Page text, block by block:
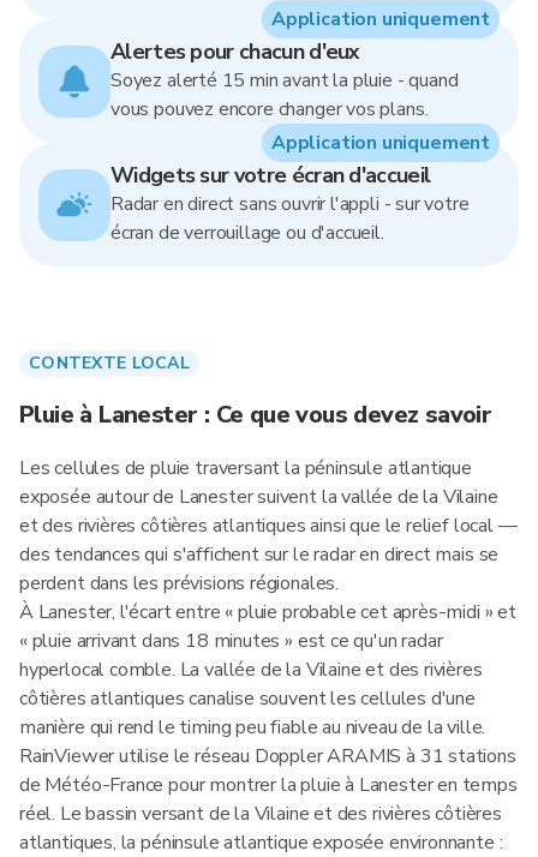
Alertes pour chacun d'eux
Soyez alerté 15 min avant la pluie - quand
vous pouvez encore changer vos plans.
Application uniquement
Widgets sur votre écran d'accueil
Radar en direct sans ouvrir l'appli - sur votre
écran de verrouillage ou d'accueil.
Application uniquement
CONTEXTE LOCAL
Pluie à Lanester : Ce que vous devez savoir
Les cellules de pluie traversant la péninsule atlantique
exposée autour de Lanester suivent la vallée de la Vilaine
et des rivières côtières atlantiques ainsi que le relief local —
des tendances qui s'affichent sur le radar en direct mais se
perdent dans les prévisions régionales.
À Lanester, l'écart entre « pluie probable cet après-midi » et
« pluie arrivant dans 18 minutes » est ce qu'un radar
hyperlocal comble. La vallée de la Vilaine et des rivières
côtières atlantiques canalise souvent les cellules d'une
manière qui rend le timing peu fiable au niveau de la ville.
RainViewer utilise le réseau Doppler ARAMIS à 31 stations
de Météo-France pour montrer la pluie à Lanester en temps
réel. Le bassin versant de la Vilaine et des rivières côtières
atlantiques, la péninsule atlantique exposée environnante :